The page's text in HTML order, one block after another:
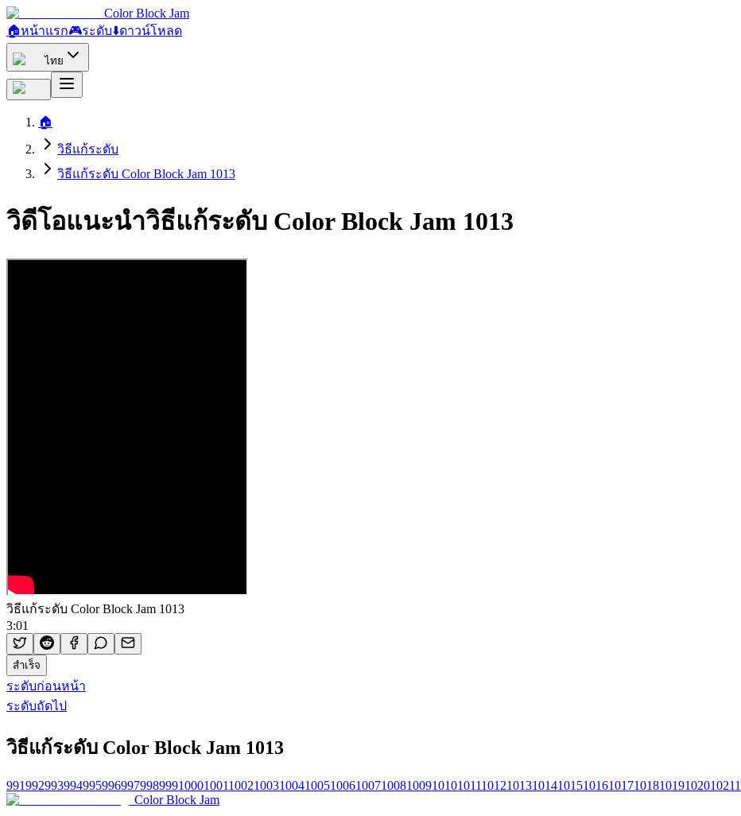
Color Block Jam
🏠หน้าแรก🎮ระดับ⬇️ดาวน์โหลด
ไทย
🏠
วิธีแก้ระดับ
วิธีแก้ระดับ Color Block Jam 1013
วิดีโอแนะนำวิธีแก้ระดับ Color Block Jam 1013
วิธีแก้ระดับ Color Block Jam 1013
3:01
สำเร็จ
ระดับก่อนหน้า
ระดับถัดไป
วิธีแก้ระดับ Color Block Jam 1013
9919929939949959969979989991000100110021003100410051006100710081009101010111012101310141015101610171018101910201021
Color Block Jam